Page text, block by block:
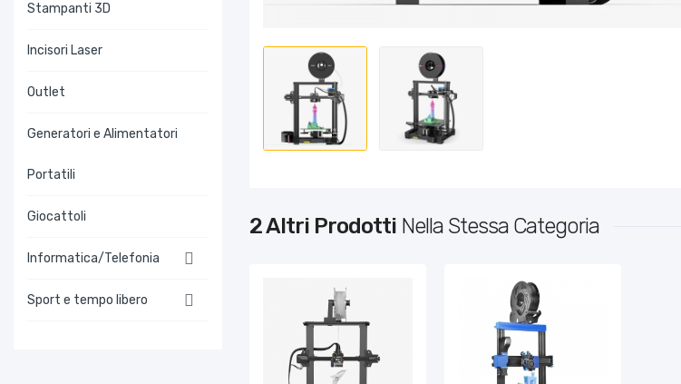
Stampanti 3D
Incisori Laser
Outlet
Generatori e Alimentatori
Portatili
Giocattoli
Informatica/Telefonia 
Sport e tempo libero 
2 Altri Prodotti Nella Stessa Categoria